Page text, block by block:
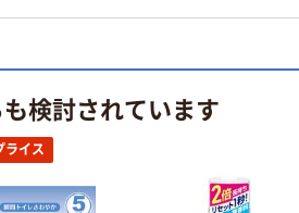
検討されています
ライス